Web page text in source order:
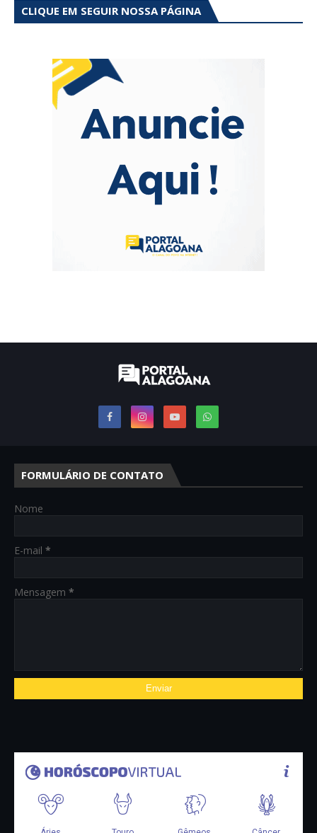
CLIQUE EM SEGUIR NOSSA PÁGINA
FORMULÁRIO DE CONTATO
Nome
E-mail *
Mensagem *